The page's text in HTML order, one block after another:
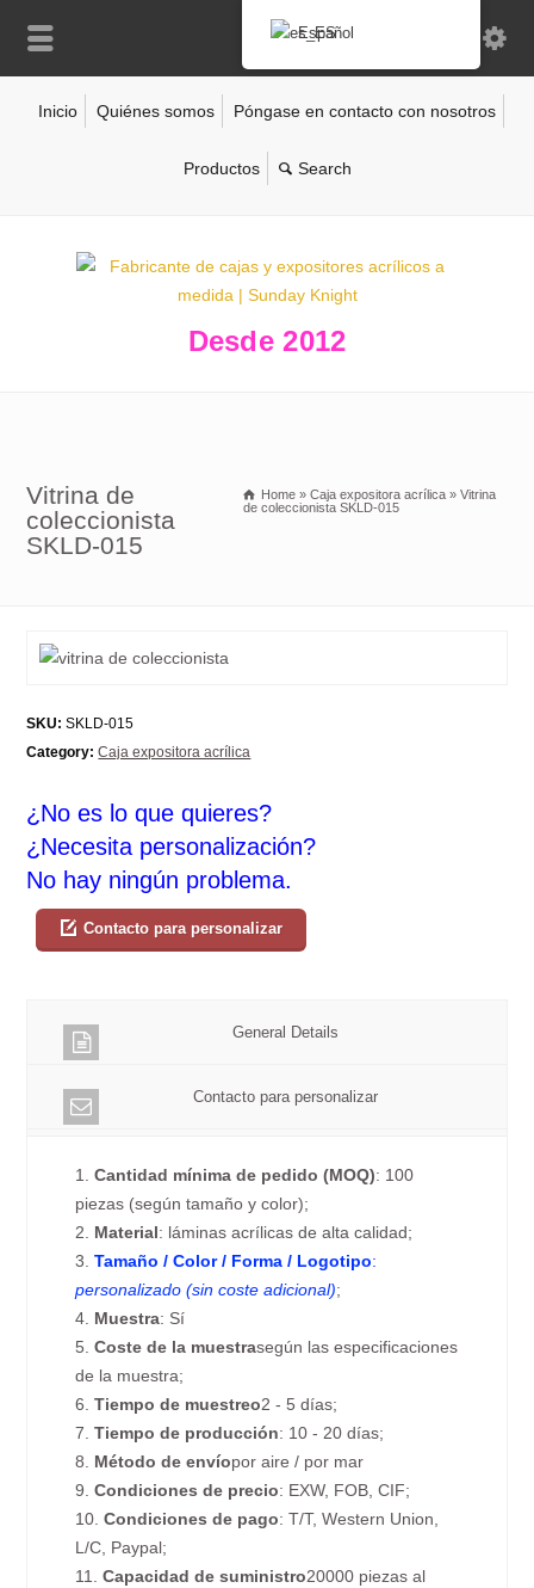
Inicio Quiénes somos Póngase en contacto con nosotros
Productos
Desde 2012
Vitrina de
coleccionista
SKLD-015
Home » Caja expositora acrílica » Vitrina
de coleccionista SKLD-015
SKU: SKLD-015
Category: Caja expositora acrílica
¿No es lo que quieres?
¿Necesita personalización?
No hay ningún problema.
Contacto para personalizar
General Details
Contacto para personalizar
1.Cantidad mínima de pedido (MOQ): 100
piezas (según tamaño y color);
2. Material: láminas acrílicas de alta calidad;
3.Tamaño / Color / Forma / Logotipo:
personalizado (sin coste adicional);
4. Muestra: Sí
5.Coste de la muestrasegún las especificaciones
de la muestra;
6.Tiempo de muestreo2 - 5 días;
7.Tiempo de producción: 10 - 20 días;
8. Método de envíopor aire / por mar
9.Condiciones de precio: EXW, FOB, CIF;
10.Condiciones de pago: T/T, Western Union,
L/C, Paypal;
11.Capacidad de suministro20000 piezas al
Español